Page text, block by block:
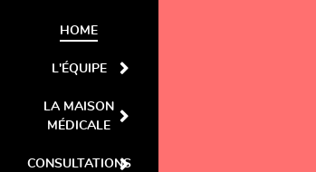
HOME
L'ÉQUIPE
LA MAISON
MÉDICALE
CONSULTATIONS